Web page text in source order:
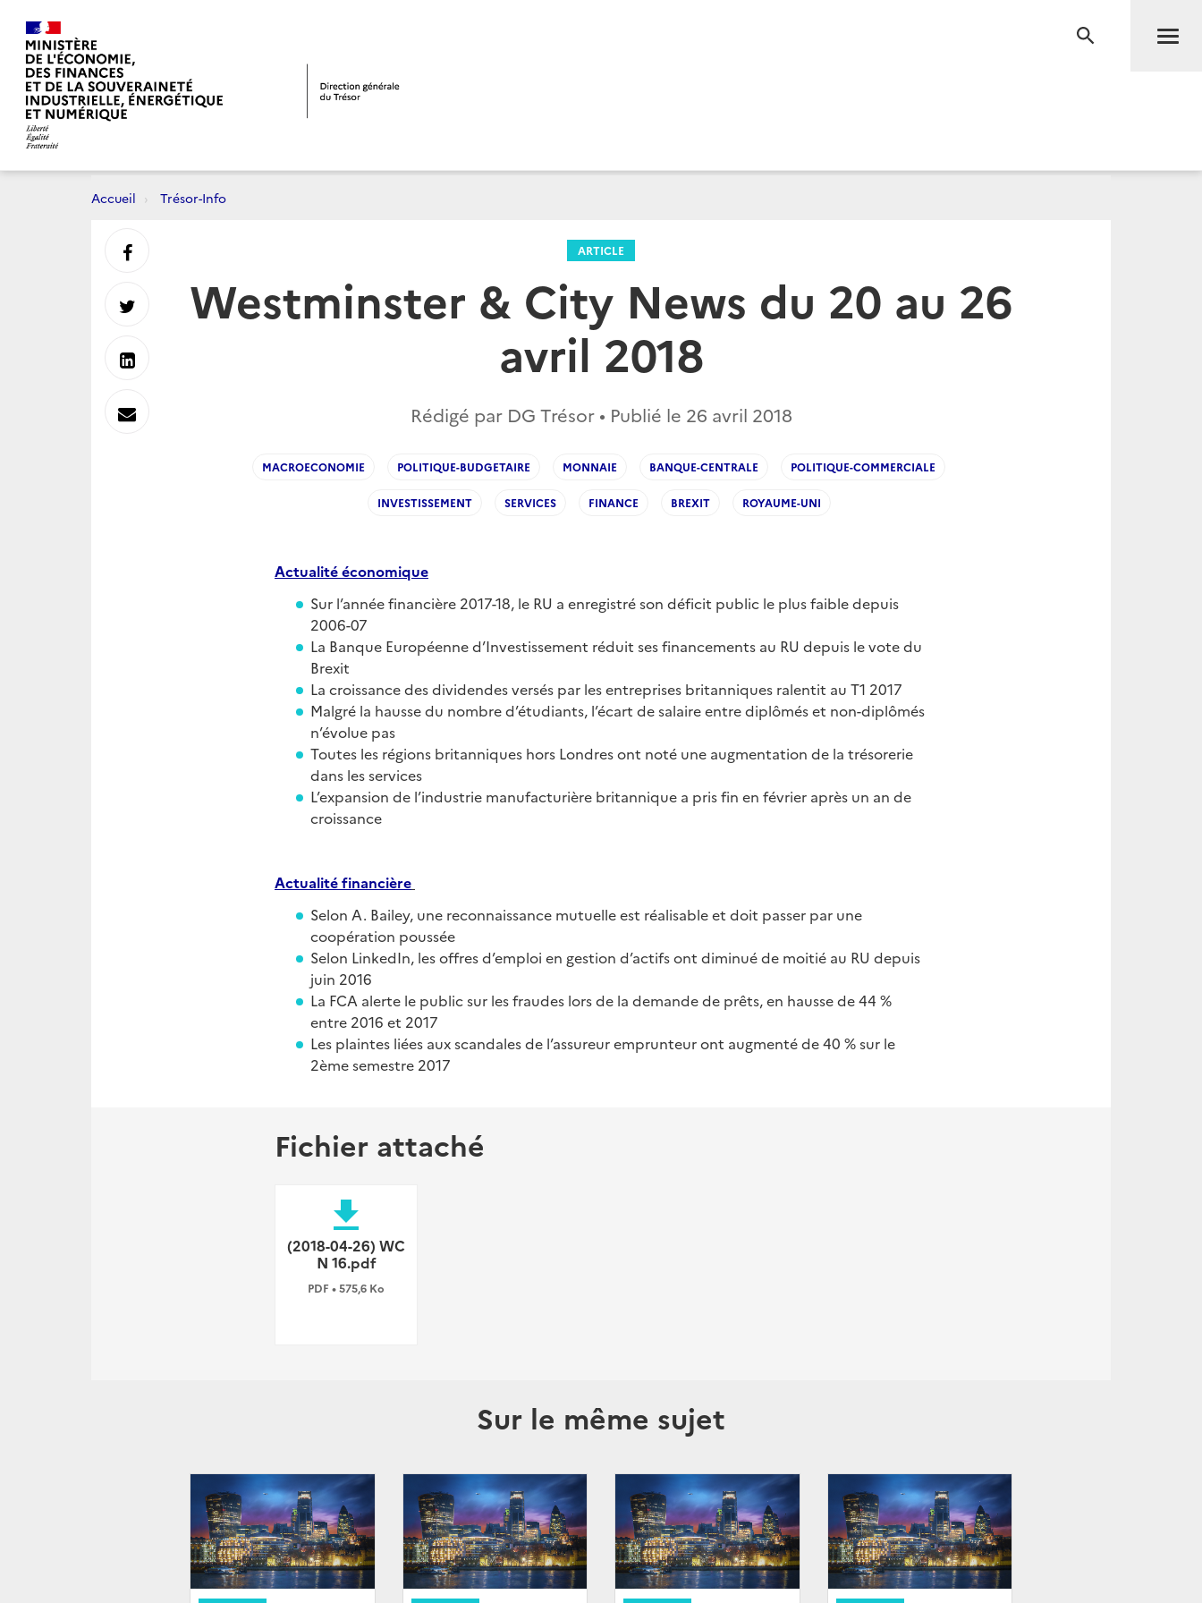
RECHERCHE
Accueil Trésor-Info
ARTICLE
Westminster & City News du 20 au 26
avril 2018
Rédigé par DG Trésor • Publié le 26 avril 2018
MACROECONOMIE POLITIQUE-BUDGETAIRE MONNAIE BANQUE-CENTRALE POLITIQUE-COMMERCIALE
INVESTISSEMENT SERVICES FINANCE BREXIT ROYAUME-UNI
Actualitééconomique
Sur l’année financière 2017-18, le RU a enregistré son déficit public le plus faible depuis
2006-07
La Banque Européenne d’Investissement réduit ses financements au RU depuis le vote du
Brexit
La croissance des dividendes versés par les entreprises britanniques ralentit au T1 2017
Malgré la hausse du nombre d’étudiants, l’écart de salaire entre diplômés et non-diplômés
n’évolue pas
Toutes les régions britanniques hors Londres ont noté une augmentation de la trésorerie
dans les services
L’expansion de l’industrie manufacturière britannique a pris fin en février après un an de
croissance
Actualitéfinancière
Selon A. Bailey, une reconnaissance mutuelle est réalisable et doit passer par une
coopération poussée
Selon LinkedIn, les offres d’emploi en gestion d’actifs ont diminué de moitié au RU depuis
juin 2016
La FCA alerte le public sur les fraudes lors de la demande de prêts, en hausse de 44 %
entre 2016 et 2017
Les plaintes liées aux scandales de l’assureur emprunteur ont augmenté de 40 % sur le
2ème semestre 2017
Fichier attaché
file_download
(2018-04-26) WC
N 16.pdf
PDF • 575,6 Ko
Sur le même sujet
Partager
sur
Partager
sur
Partager
sur
Envoyer